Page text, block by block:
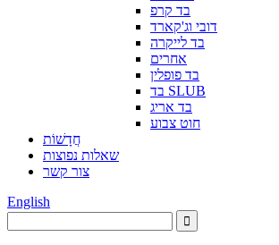
בד קרפ
דובי וג'קארד
בד לייקרה
אחרים
בד פופלין
בד SLUB
בד אריג
חוט צבוע
חֲדָשׁוֹת
שאלות נפוצות
צור קשר
English